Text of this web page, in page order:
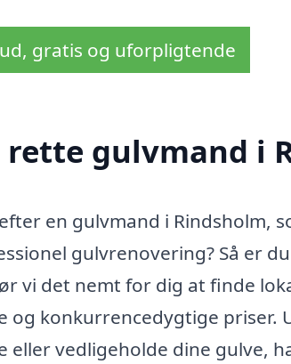
gratis og uforpligtende
rette gulvmand i
en gulvmand i Rindsholm,
gulvrenovering? Så er
vi det nemt for dig at finde
og konkurrencedygtige
eller vedligeholde dine gulve,